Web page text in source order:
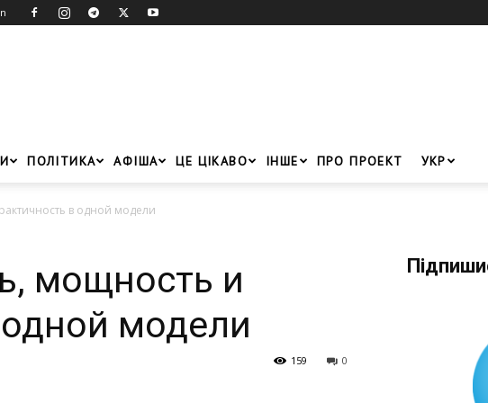
ПОЛІТИКА АФІША ЦЕ ЦІКАВО ІНШЕ ПРО ПРОЕКТ УКР
в одной модели
мощность и
модели
0
159